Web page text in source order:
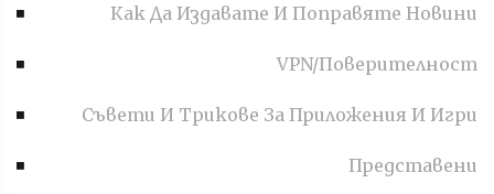
Как Да Издавате И Поправяте Новини
VPN/Поверителност
Съвети И Трикове За Приложения И Игри
Представени